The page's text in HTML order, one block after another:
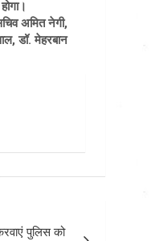
अमित नेगी,
डॉ. मेहरबान
पुलिस को